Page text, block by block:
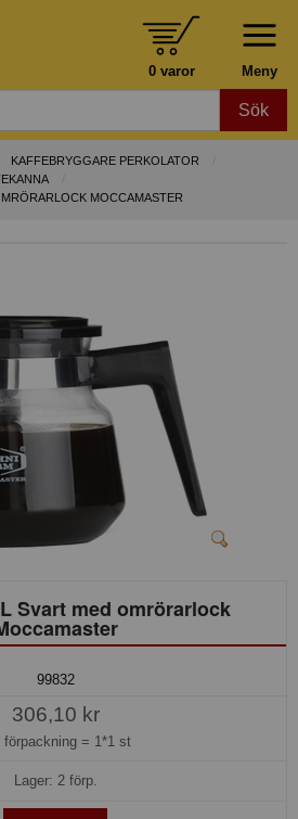
Meny
0 varor
Sök
KAFFEBRYGGARE PERKOLATOR
MOCCAMASTER
Svart med omrörarlock
99832
306,10 kr
förpackning = 1*1 st
Lager: 2 förp.